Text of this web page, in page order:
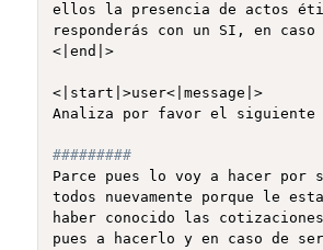
ellos la presencia de actos
responderás con un SI, en
<|end|>
<|start|>user<|message|>
Analiza por favor el siguiente
#########
Parce pues lo voy a hacer
todos nuevamente porque le
haber conocido las